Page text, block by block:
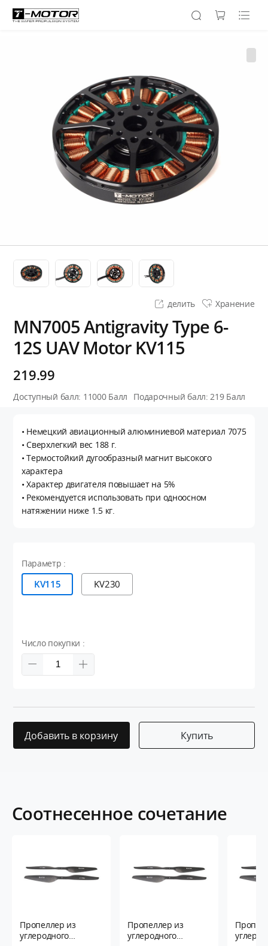
делить Хранение
MN7005 Antigravity Type 6-
12S UAV Motor KV115
219.99
Доступный балл: 11000 Балл Подарочный балл:219Балл
• Немецкий авиационный алюминиевой материал 7075
• Сверхлегкий вес 188 г.
• Термостойкий дугообразный магнит высокого
характера
• Характер двигателя повышает на 5%
• Рекомендуется использовать при одноосном
натяжении ниже 1.5 кг.
Параметр :
KV115 KV230
Число покупки :
Добавить в корзину Купить
Соотнесенное сочетание
Пропеллер из
углеродного
Пропеллер из
углеродного